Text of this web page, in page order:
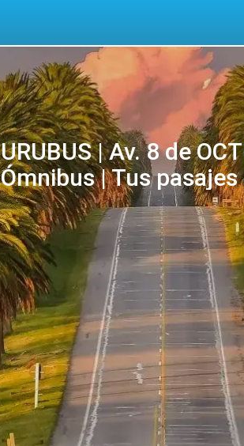
URUBUS | Av. 8 de
Ómnibus | Tus